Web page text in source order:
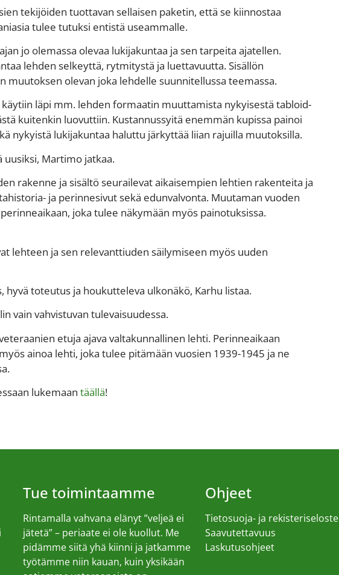
tekijöiden tuottavan sellaisen paketin, että se kiinnostaa
tulee tutuksi entistä useammalle.
jo olemassa olevaa lukijakuntaa ja sen tarpeita ajatellen.
lehden selkeyttä, rytmitystä ja luettavuutta. Sisällön
olevan joka lehdelle suunnitellussa teemassa.
läpi mm. lehden formaatin muuttamista nykyisestä tabloid-
kuitenkin luovuttiin. Kustannussyitä enemmän kupissa painoi
nykyistä lukijakuntaa haluttu järkyttää liian rajuilla muutoksilla.
uusiksi, Martimo jatkaa.
rakenne ja sisältö seurailevat aikaisempien lehtien rakenteita ja
ja perinnesivut sekä edunvalvonta. Muutaman vuoden
joka tulee näkymään myös painotuksissa.
lehteen ja sen relevanttiuden säilymiseen myös uuden
hyvä toteutus ja houkutteleva ulkonäkö, Karhu listaa.
vain vahvistuvan tulevaisuudessa.
etuja ajava valtakunnallinen lehti. Perinneaikaan
ainoa lehti, joka tulee pitämään vuosien 1939-1945 ja ne
lukemaantäällä!
Tue toimintaamme
Rintamalla vahvana elänyt ”veljeä ei
jätetä” – periaate ei ole kuollut. Me
pidämme siitä yhä kiinni ja jatkamme
työtämme niin kauan, kuin yksikään
Ohjeet
Tietosuoja- ja rekisteriseloste
Saavutettavuus
Laskutusohjeet